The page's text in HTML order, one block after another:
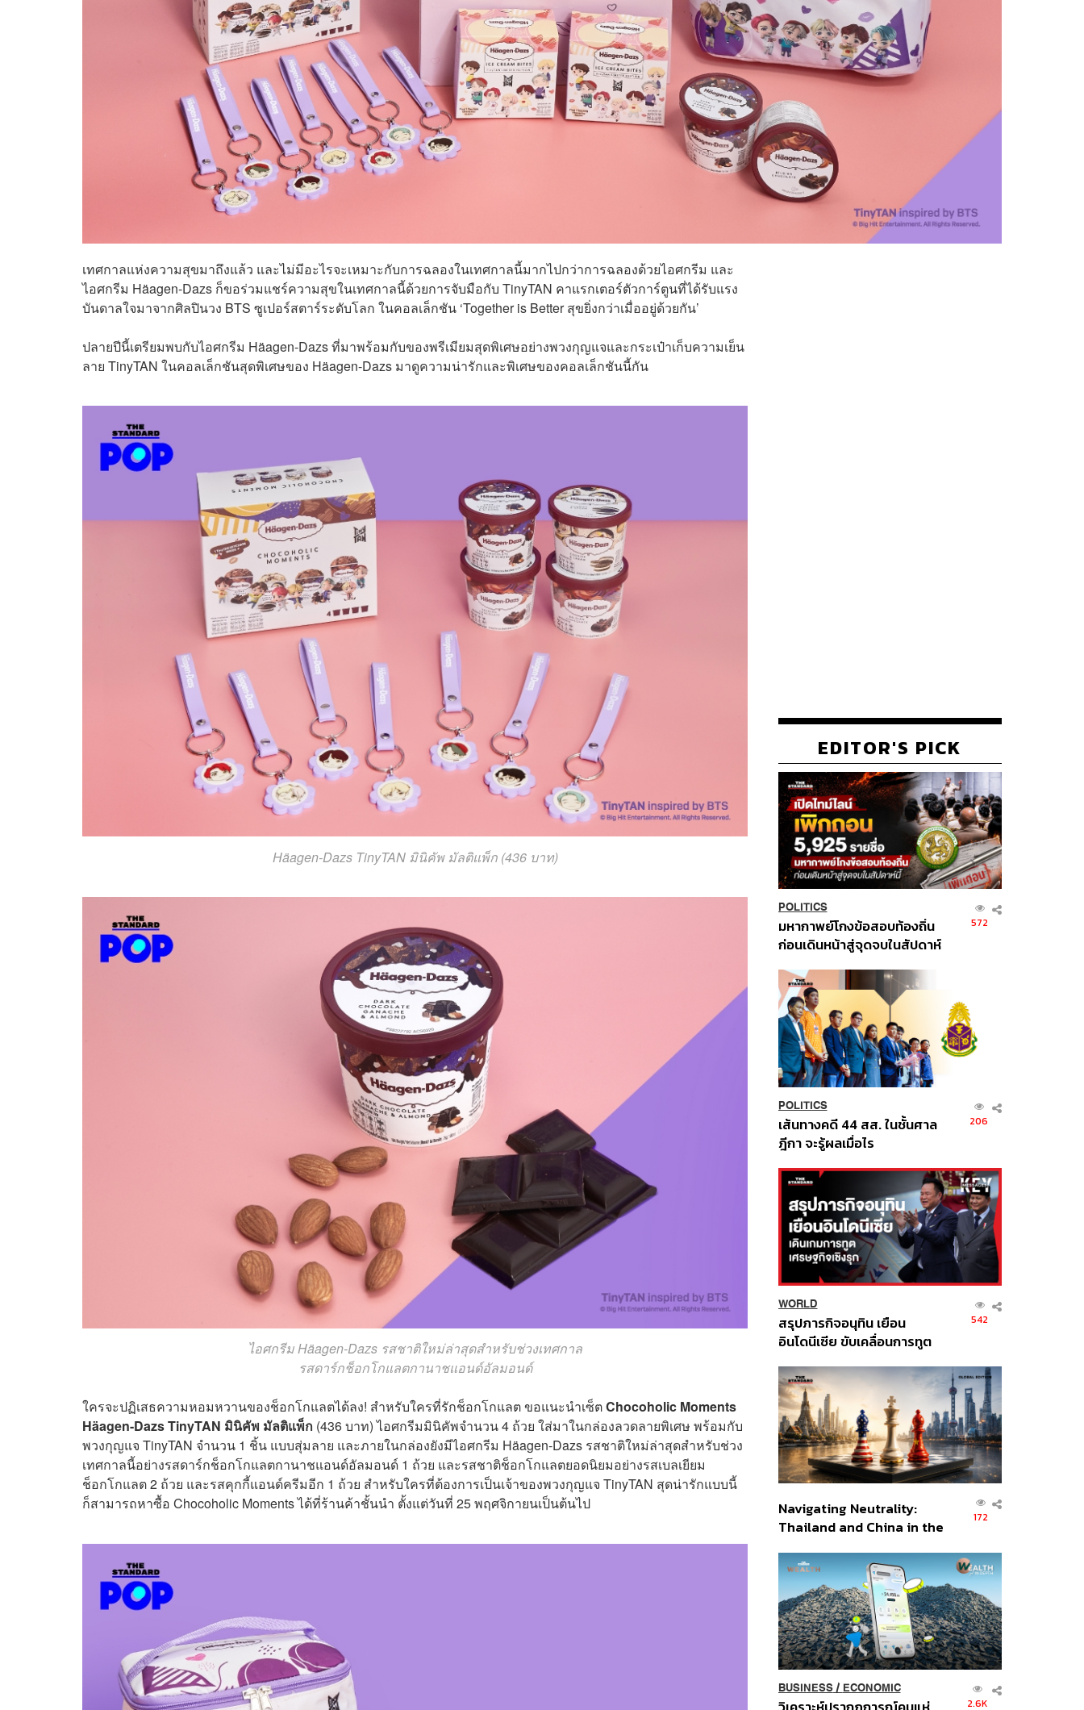
เทศกาลแห่งความสุขมาถึงแล้ว และไม่มีอะไรจะเหมาะกับการฉลองในเทศกาลนี้มากไปกว่าการฉลองด้วยไอศกรีม และ
ไอศกรีม Häagen-Dazs ก็ขอร่วมแชร์ความสุขในเทศกาลนี้ด้วยการจับมือกับ TinyTAN คาแรกเตอร์ตัวการ์ตูนที่ได้รับแรง
บันดาลใจมาจากศิลปินวง BTS ซูเปอร์สตาร์ระดับโลก ในคอลเล็กชัน ‘Together is Better สุขยิ่งกว่าเมื่ออยู่ด้วยกัน’
ปลายปีนี้เตรียมพบกับไอศกรีม Häagen-Dazs ที่มาพร้อมกับของพรีเมียมสุดพิเศษอย่างพวงกุญแจและกระเป๋าเก็บความเย็น
ลาย TinyTAN ในคอลเล็กชันสุดพิเศษของ Häagen-Dazs มาดูความน่ารักและพิเศษของคอลเล็กชันนี้กัน
Häagen-Dazs TinyTAN มินิคัพ มัลติแพ็ก (436 บาท)
ไอศกรีม Häagen-Dazs รสชาติใหม่ล่าสุดสำหรับช่วงเทศกาล
รสดาร์กช็อกโกแลตกานาชแอนด์อัลมอนด์
ใครจะปฏิเสธความหอมหวานของช็อกโกแลตได้ลง! สำหรับใครที่รักช็อกโกแลต ขอแนะนำเซ็ตChocoholic Moments
Häagen-Dazs TinyTAN มินิคัพ มัลติแพ็ก (436 บาท) ไอศกรีมมินิคัพจำนวน 4 ถ้วย ใส่มาในกล่องลวดลายพิเศษ พร้อมกับ
พวงกุญแจ TinyTAN จำนวน 1 ชิ้น แบบสุ่มลาย และภายในกล่องยังมีไอศกรีม Häagen-Dazs รสชาติใหม่ล่าสุดสำหรับช่วง
เทศกาลนี้อย่างรสดาร์กช็อกโกแลตกานาชแอนด์อัลมอนด์ 1 ถ้วย และรสชาติช็อกโกแลตยอดนิยมอย่างรสเบลเยียม
ช็อกโกแลต 2 ถ้วย และรสคุกกี้แอนด์ครีมอีก 1 ถ้วย สำหรับใครที่ต้องการเป็นเจ้าของพวงกุญแจ TinyTAN สุดน่ารักแบบนี้
ก็สามารถหาซื้อ Chocoholic Moments ได้ที่ร้านค้าชั้นนำ ตั้งแต่วันที่ 25 พฤศจิกายนเป็นต้นไป
EDITOR'S PICK
POLITICS
มหากาพย์โกงข้อสอบท้องถิ่น
ก่อนเดินหน้าสู่จุดจบในสัปดาห์
572
POLITICS
เส้นทางคดี 44 สส. ในชั้นศาล
ฎีกา จะรู้ผลเมื่อไร
206
WORLD
สรุปภารกิจอนุทิน เยือน
อินโดนีเซีย ขับเคลื่อนการทูต
ส่วนยุทธศาสตร์ไทย –
อินโดนีเซีย
542
Navigating Neutrality:
Thailand and China in the
Order
172
BUSINESS/ ECONOMIC
2.6K